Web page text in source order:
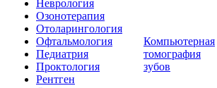
Неврология
Озонотерапия
Отоларингология
Офтальмология
Педиатрия
Проктология
Рентген
Компьютерная
томография
зубов